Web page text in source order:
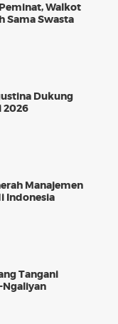
Walkot
Sama Swasta
Dukung
2026
Manajemen
Indonesia
Tangani